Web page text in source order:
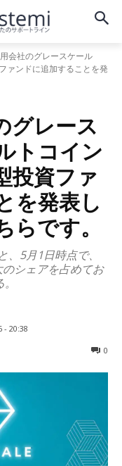
会社のグレースケール
ァンドに追加することを発
グレース
トコイン
投資ファ
を発表し
らです。
5月1日時点で、
シェアを占めてお
- 20:38
0